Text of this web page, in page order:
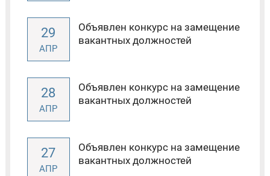
29
АПР
Объявлен конкурс на замещение
вакантных должностей
28
АПР
Объявлен конкурс на замещение
вакантных должностей
27
АПР
Объявлен конкурс на замещение
вакантных должностей